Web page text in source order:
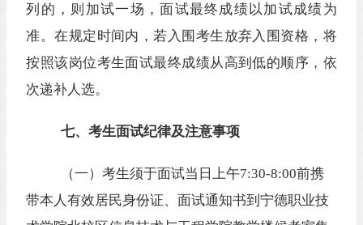
列的，则加试一场 ，面试最终 成绩以加试成绩为
准。在规定时间内，若入围考生放弃入围资格，将
按照该岗位考生面试最终成绩从高到低的顺序，依
次递补人选。
七、考生面试纪律及注意事项
（一）考生须于面试当日上午7:30-8:00前携
带本人有效居民身份证、面试通知书到宁德职业技